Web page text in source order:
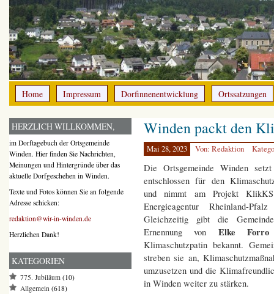
Home Impressum Dorfinnenentwicklung Ortssatzungen
Winden packt den
Mai 28, 2023 Von: Redaktion
Die Ortsgemeinde Winden
entschlossen für den
und nimmt am Projekt
Energieagentur Rheinland-
Gleichzeitig gibt die
Ernennung von Elke Forro
Klimaschutzpatin bekannt.
streben sie an,
umzusetzen und die
in Winden weiter zu stärken.
HERZLICH WILLKOMMEN,
im Dorftagebuch der Ortsgemeinde
Winden. Hier finden Sie Nachrichten,
Meinungen und Hintergründe über das
aktuelle Dorfgeschehen in Winden.
Texte und Fotos können Sie an folgende
Adresse schicken:
redaktion@wir-in-winden.de
Herzlichen Dank!
KATEGORIEN
775. Jubiläum (10)
Allgemein (618)